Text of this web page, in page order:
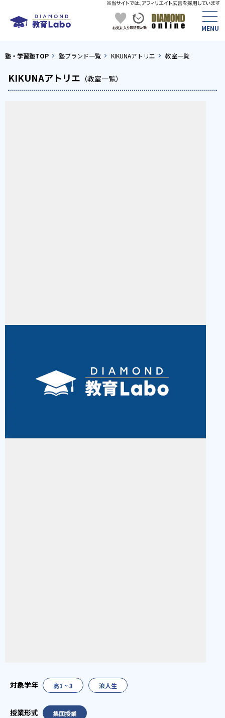
塾・学習塾TOP 塾ブランド一覧 KIKUNAアトリエ 教室一覧
KIKUNAアトリエ （教室一覧）
高1 ~ 3 浪人生
集団授業